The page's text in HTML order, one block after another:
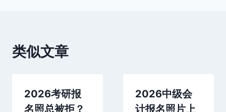
类似文章
2026考研报
名照总被拒？
2026中级会
计报名照片上